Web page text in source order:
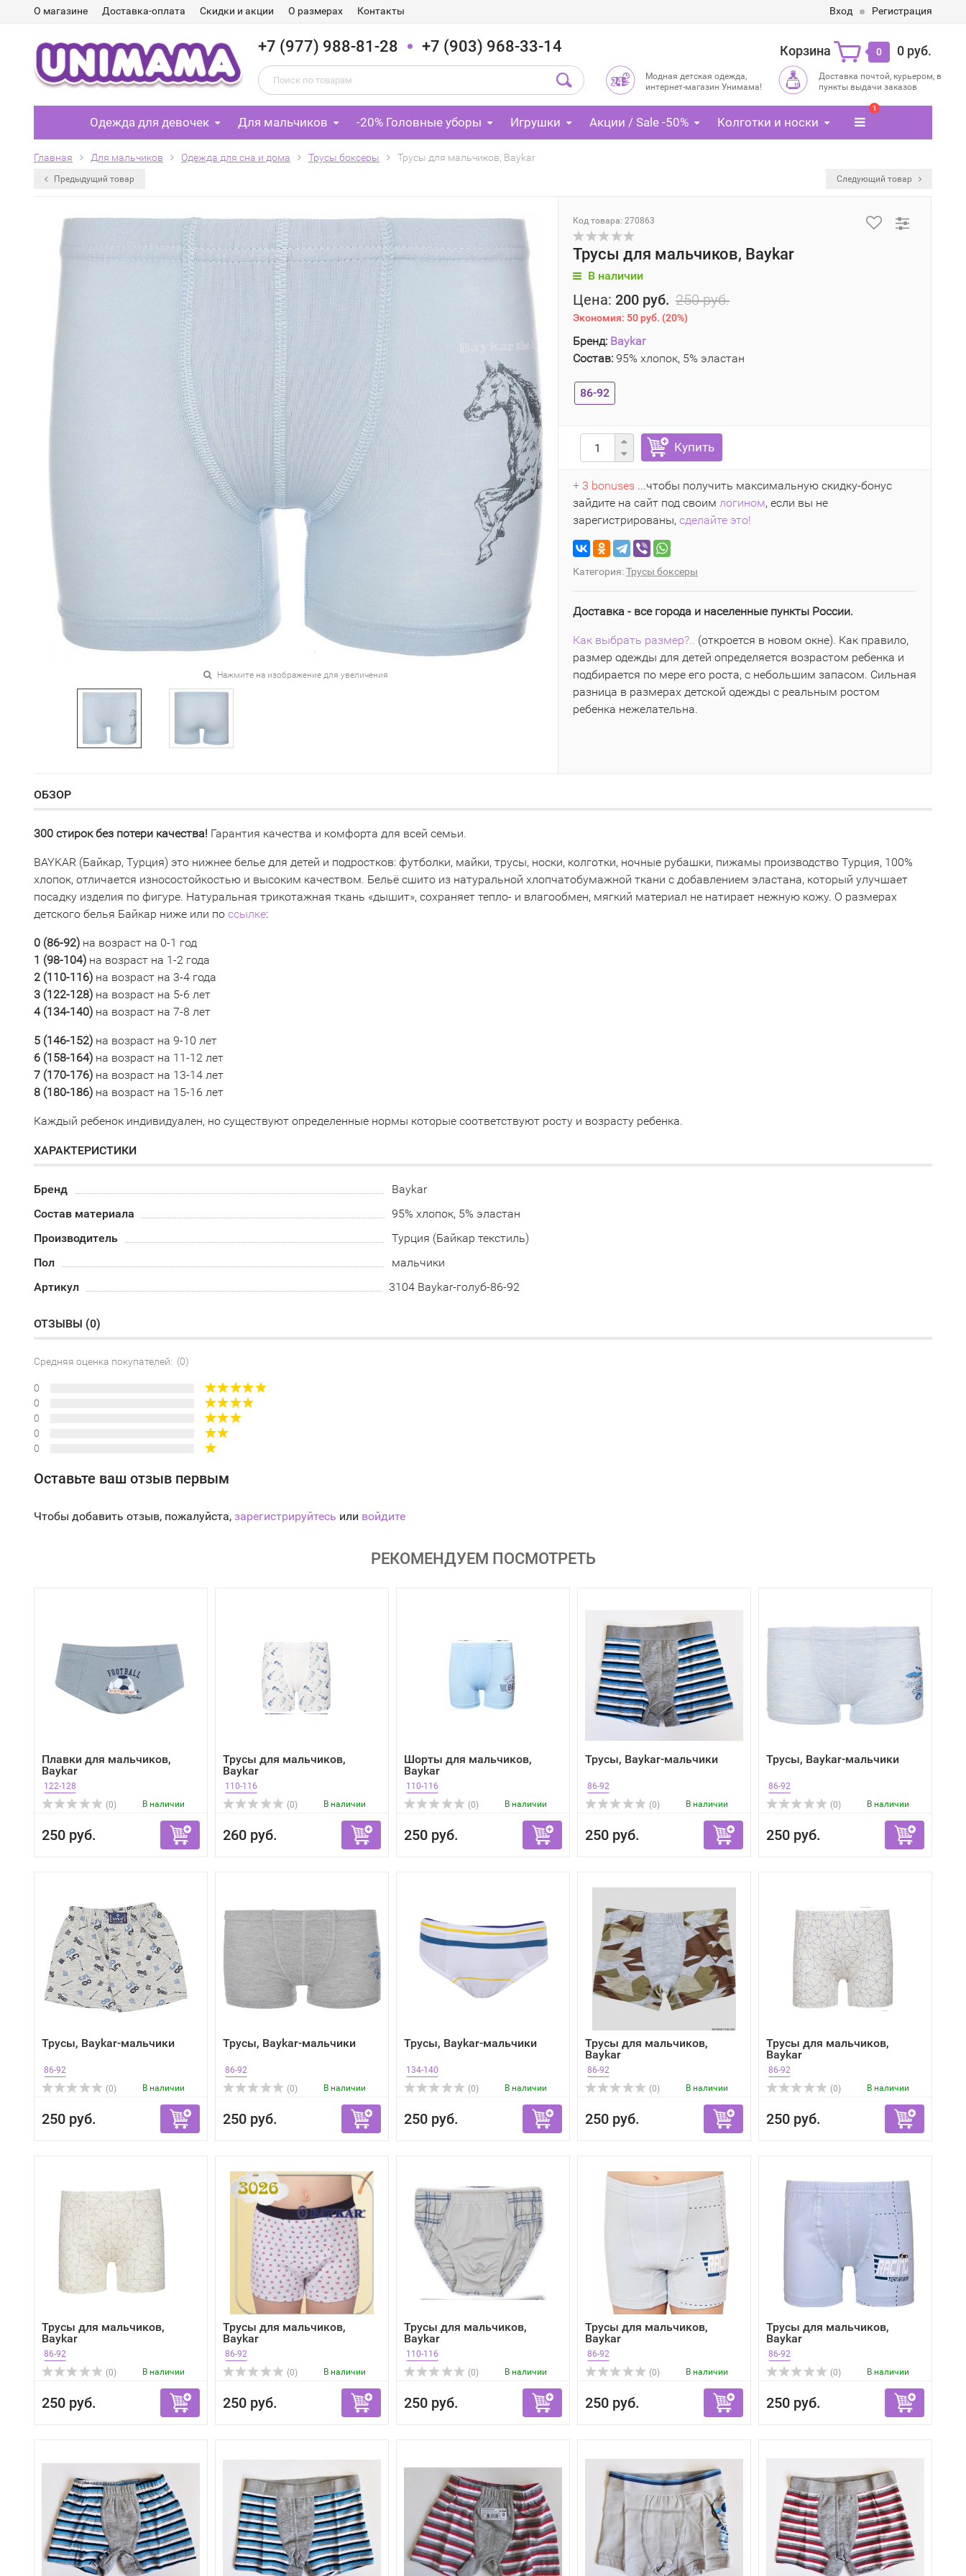
О магазине Доставка-оплата Скидки и акции О размерах Контакты Вход Регистрация
+7 (977) 988-81-28 +7 (903) 968-33-14 Корзина 0 0 руб.
Модная детская одежда,
интернет-магазин Унимама!
Доставка почтой, курьером, в
пункты выдачи заказов
Одежда для девочек Для мальчиков -20% Головные уборы Игрушки Акции / Sale -50% Колготки и носки
1
Главная Для мальчиков Одежда для сна и дома Трусы боксеры Трусы для мальчиков, Baykar
Предыдущий товар Следующий товар
Нажмите на изображение для увеличения
Код товара: 270863
Трусы для мальчиков, Baykar
В наличии
Цена: 200 руб. 250 руб.
Экономия: 50 руб. (20%)
Бренд: Baykar
Состав: 95% хлопок, 5% эластан
86-92
Купить
+ 3 bonuses ...чтобы получить максимальную скидку-бонус
зайдите на сайт под своим логином, если вы не
зарегистрированы, сделайте это!
Категория:Трусы боксеры
Доставка - все города и населенные пункты России.
Как выбрать размер?.. (откроется в новом окне). Как правило,
размер одежды для детей определяется возрастом ребенка и
подбирается по мере его роста, с небольшим запасом. Сильная
разница в размерах детской одежды с реальным ростом
ребенка нежелательна.
ОБЗОР
300 стирок без потери качества! Гарантия качества и комфорта для всей семьи.
BAYKAR (Байкар, Турция) это нижнее белье для детей и подростков: футболки, майки, трусы, носки, колготки, ночные рубашки, пижамы производство Турция, 100%
хлопок, отличается износостойкостью и высоким качеством. Бельё сшито из натуральной хлопчатобумажной ткани с добавлением эластана, который улучшает
посадку изделия по фигуре. Натуральная трикотажная ткань «дышит», сохраняет тепло- и влагообмен, мягкий материал не натирает нежную кожу. О размерах
детского белья Байкар ниже или по ссылке:
0 (86-92) на возраст на 0-1 год
1 (98-104) на возраст на 1-2 года
2 (110-116) на возраст на 3-4 года
3 (122-128) на возраст на 5-6 лет
4 (134-140) на возраст на 7-8 лет
5 (146-152) на возраст на 9-10 лет
6 (158-164) на возраст на 11-12 лет
7 (170-176) на возраст на 13-14 лет
8 (180-186) на возраст на 15-16 лет
Каждый ребенок индивидуален, но существуют определенные нормы которые соответствуют росту и возрасту ребенка.
ХАРАКТЕРИСТИКИ
Бренд
Baykar
Состав материала
95% хлопок, 5% эластан
Производитель
Турция (Байкар текстиль)
Пол
мальчики
Артикул
3104 Baykar-голуб-86-92
ОТЗЫВЫ (0)
Средняя оценка покупателей: (0)
0
0
0
0
0
Оставьте ваш отзыв первым
Чтобы добавить отзыв, пожалуйста, зарегистрируйтесь или войдите
РЕКОМЕНДУЕМ ПОСМОТРЕТЬ
Плавки для мальчиков,
Baykar
122-128
(0)
В наличии
250 руб.
Трусы для мальчиков,
Baykar
110-116
(0)
В наличии
260 руб.
Шорты для мальчиков,
Baykar
110-116
(0)
В наличии
250 руб.
Трусы, Baykar-мальчики
86-92
(0)
В наличии
250 руб.
Трусы, Baykar-мальчики
86-92
(0)
В наличии
250 руб.
Трусы, Baykar-мальчики
86-92
(0)
В наличии
250 руб.
Трусы, Baykar-мальчики
86-92
(0)
В наличии
250 руб.
Трусы, Baykar-мальчики
134-140
(0)
В наличии
250 руб.
Трусы для мальчиков,
Baykar
86-92
(0)
В наличии
250 руб.
Трусы для мальчиков,
Baykar
86-92
(0)
В наличии
250 руб.
Трусы для мальчиков,
Baykar
86-92
(0)
В наличии
250 руб.
Трусы для мальчиков,
Baykar
86-92
(0)
В наличии
250 руб.
Трусы для мальчиков,
Baykar
110-116
(0)
В наличии
250 руб.
Трусы для мальчиков,
Baykar
86-92
(0)
В наличии
250 руб.
Трусы для мальчиков,
Baykar
86-92
(0)
В наличии
250 руб.